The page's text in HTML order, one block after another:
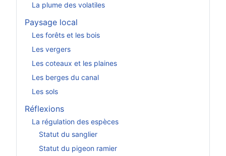
La plume des volatiles
Paysage local
Les forêts et les bois
Les vergers
Les coteaux et les plaines
Les berges du canal
Les sols
Réflexions
La régulation des espèces
Statut du sanglier
Statut du pigeon ramier